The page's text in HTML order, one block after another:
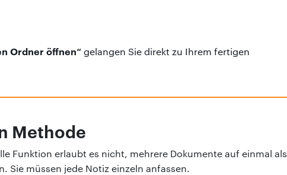
Ordner öffnen“gelangen Sie direkt zu Ihrem fertigen
Methode
Funktion erlaubt es nicht, mehrere Dokumente auf einmal als
Sie müssen jede Notiz einzeln anfassen.